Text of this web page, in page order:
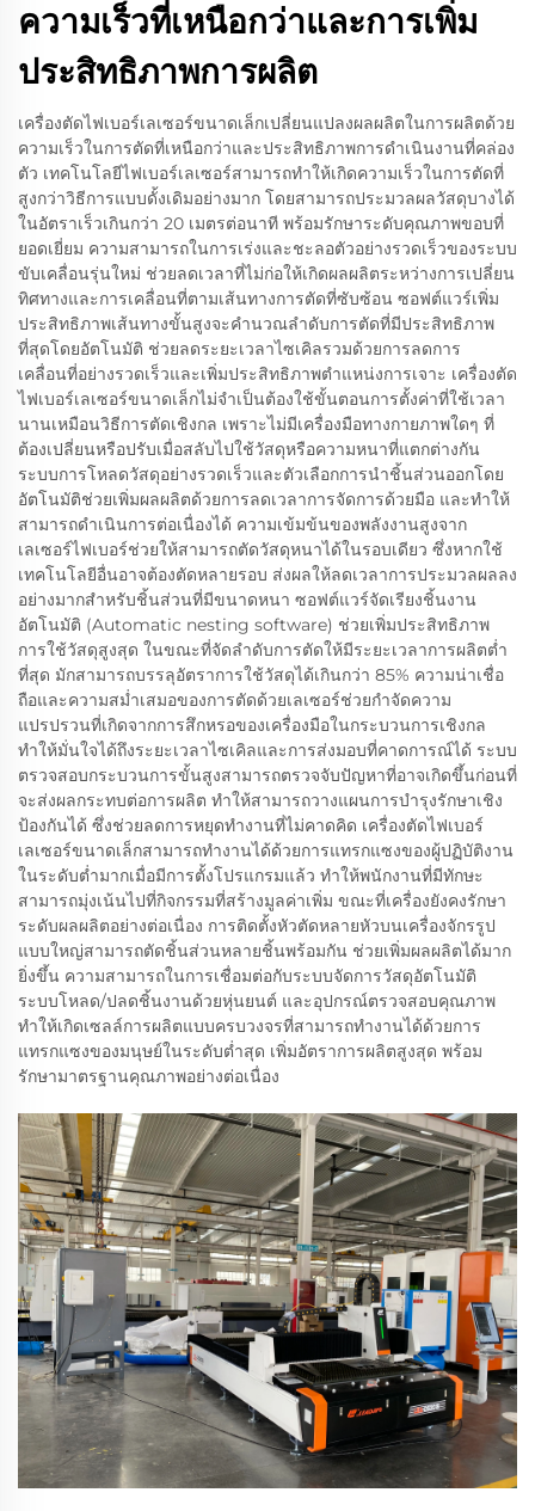
ความเร็วที่เหนือกว่าและการเพิ่ม
ประสิทธิภาพการผลิต
เครื่องตัดไฟเบอร์เลเซอร์ขนาดเล็กเปลี่ยนแปลงผลผลิตในการผลิตด้วย
ความเร็วในการตัดที่เหนือกว่าและประสิทธิภาพการดำเนินงานที่คล่อง
ตัว เทคโนโลยีไฟเบอร์เลเซอร์สามารถทำให้เกิดความเร็วในการตัดที่
สูงกว่าวิธีการแบบดั้งเดิมอย่างมาก โดยสามารถประมวลผลวัสดุบางได้
ในอัตราเร็วเกินกว่า 20 เมตรต่อนาที พร้อมรักษาระดับคุณภาพขอบที่
ยอดเยี่ยม ความสามารถในการเร่งและชะลอตัวอย่างรวดเร็วของระบบ
ขับเคลื่อนรุ่นใหม่ ช่วยลดเวลาที่ไม่ก่อให้เกิดผลผลิตระหว่างการเปลี่ยน
ทิศทางและการเคลื่อนที่ตามเส้นทางการตัดที่ซับซ้อน ซอฟต์แวร์เพิ่ม
ประสิทธิภาพเส้นทางขั้นสูงจะคำนวณลำดับการตัดที่มีประสิทธิภาพ
ที่สุดโดยอัตโนมัติ ช่วยลดระยะเวลาไซเคิลรวมด้วยการลดการ
เคลื่อนที่อย่างรวดเร็วและเพิ่มประสิทธิภาพตำแหน่งการเจาะ เครื่องตัด
ไฟเบอร์เลเซอร์ขนาดเล็กไม่จำเป็นต้องใช้ขั้นตอนการตั้งค่าที่ใช้เวลา
นานเหมือนวิธีการตัดเชิงกล เพราะไม่มีเครื่องมือทางกายภาพใดๆ ที่
ต้องเปลี่ยนหรือปรับเมื่อสลับไปใช้วัสดุหรือความหนาที่แตกต่างกัน
ระบบการโหลดวัสดุอย่างรวดเร็วและตัวเลือกการนำชิ้นส่วนออกโดย
อัตโนมัติช่วยเพิ่มผลผลิตด้วยการลดเวลาการจัดการด้วยมือ และทำให้
สามารถดำเนินการต่อเนื่องได้ ความเข้มข้นของพลังงานสูงจาก
เลเซอร์ไฟเบอร์ช่วยให้สามารถตัดวัสดุหนาได้ในรอบเดียว ซึ่งหากใช้
เทคโนโลยีอื่นอาจต้องตัดหลายรอบ ส่งผลให้ลดเวลาการประมวลผลลง
อย่างมากสำหรับชิ้นส่วนที่มีขนาดหนา ซอฟต์แวร์จัดเรียงชิ้นงาน
อัตโนมัติ (Automatic nesting software) ช่วยเพิ่มประสิทธิภาพ
การใช้วัสดุสูงสุด ในขณะที่จัดลำดับการตัดให้มีระยะเวลาการผลิตต่ำ
ที่สุด มักสามารถบรรลุอัตราการใช้วัสดุได้เกินกว่า 85% ความน่าเชื่อ
ถือและความสม่ำเสมอของการตัดด้วยเลเซอร์ช่วยกำจัดความ
แปรปรวนที่เกิดจากการสึกหรอของเครื่องมือในกระบวนการเชิงกล
ทำให้มั่นใจได้ถึงระยะเวลาไซเคิลและการส่งมอบที่คาดการณ์ได้ ระบบ
ตรวจสอบกระบวนการขั้นสูงสามารถตรวจจับปัญหาที่อาจเกิดขึ้นก่อนที่
จะส่งผลกระทบต่อการผลิต ทำให้สามารถวางแผนการบำรุงรักษาเชิง
ป้องกันได้ ซึ่งช่วยลดการหยุดทำงานที่ไม่คาดคิด เครื่องตัดไฟเบอร์
เลเซอร์ขนาดเล็กสามารถทำงานได้ด้วยการแทรกแซงของผู้ปฏิบัติงาน
ในระดับต่ำมากเมื่อมีการตั้งโปรแกรมแล้ว ทำให้พนักงานที่มีทักษะ
สามารถมุ่งเน้นไปที่กิจกรรมที่สร้างมูลค่าเพิ่ม ขณะที่เครื่องยังคงรักษา
ระดับผลผลิตอย่างต่อเนื่อง การติดตั้งหัวตัดหลายหัวบนเครื่องจักรรูป
แบบใหญ่สามารถตัดชิ้นส่วนหลายชิ้นพร้อมกัน ช่วยเพิ่มผลผลิตได้มาก
ยิ่งขึ้น ความสามารถในการเชื่อมต่อกับระบบจัดการวัสดุอัตโนมัติ
ระบบโหลด/ปลดชิ้นงานด้วยหุ่นยนต์ และอุปกรณ์ตรวจสอบคุณภาพ
ทำให้เกิดเซลล์การผลิตแบบครบวงจรที่สามารถทำงานได้ด้วยการ
แทรกแซงของมนุษย์ในระดับต่ำสุด เพิ่มอัตราการผลิตสูงสุด พร้อม
รักษามาตรฐานคุณภาพอย่างต่อเนื่อง